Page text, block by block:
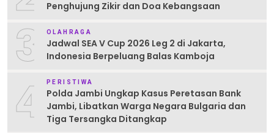
Penghujung Zikir dan Doa Kebangsaan
3 OLAHRAGA
Jadwal SEA V Cup 2026 Leg 2 di Jakarta,
Indonesia Berpeluang Balas Kamboja
4 PERISTIWA
Polda Jambi Ungkap Kasus Peretasan Bank
Jambi, Libatkan Warga Negara Bulgaria dan
Tiga Tersangka Ditangkap